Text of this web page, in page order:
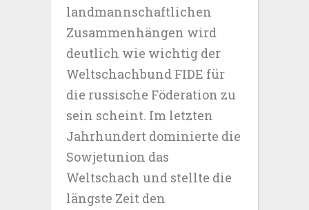
landmannschaftlichen
Zusammenhängen wird
deutlich wie wichtig der
Weltschachbund FIDE für
die russische Föderation zu
sein scheint. Im letzten
Jahrhundert dominierte die
Sowjetunion das
Weltschach und stellte die
längste Zeit den